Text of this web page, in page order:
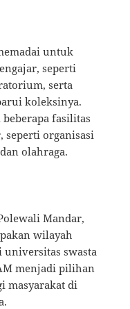
untuk
seperti
serta
koleksinya.
fasilitas
organisasi
olahraga.
Mandar,
wilayah
universitas swasta
menjadi pilihan
masyarakat di